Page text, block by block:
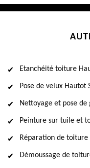
Etanchéité toiture
Pose de velux Hautot
Nettoyage et pose
Peinture sur tuile et
Réparation de toiture
Démoussage de